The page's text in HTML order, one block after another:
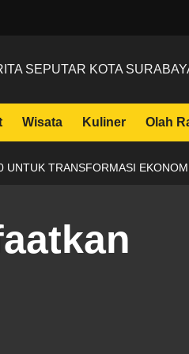
SEPUTAR KOTA
Wisata Kuliner Olah
UNTUK TRANSFORMASI